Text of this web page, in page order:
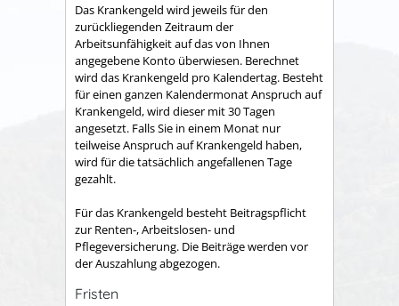
Das Krankengeld wird jeweils für den
zurückliegenden Zeitraum der
Arbeitsunfähigkeit auf das von Ihnen
angegebene Konto überwiesen. Berechnet
wird das Krankengeld pro Kalendertag. Besteht
für einen ganzen Kalendermonat Anspruch auf
Krankengeld, wird dieser mit 30 Tagen
angesetzt. Falls Sie in einem Monat nur
teilweise Anspruch auf Krankengeld haben,
wird für die tatsächlich angefallenen Tage
gezahlt.
Für das Krankengeld besteht Beitragspflicht
zur Renten-, Arbeitslosen- und
Pflegeversicherung. Die Beiträge werden vor
der Auszahlung abgezogen.
Fristen